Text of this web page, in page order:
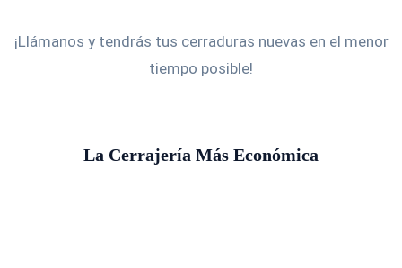
¡Llámanos y tendrás tus cerraduras nuevas en el menor
tiempo posible!
La Cerrajería Más Económica